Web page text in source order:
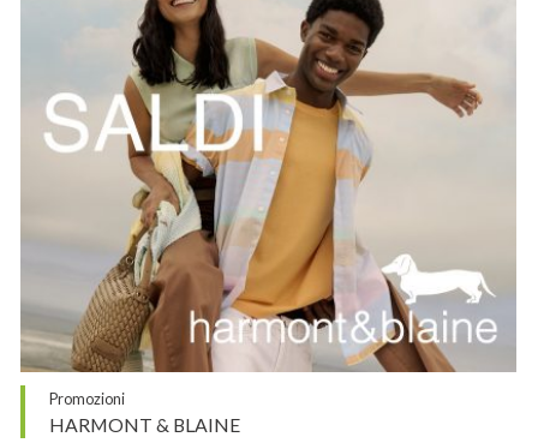
Promozioni
HARMONT & BLAINE